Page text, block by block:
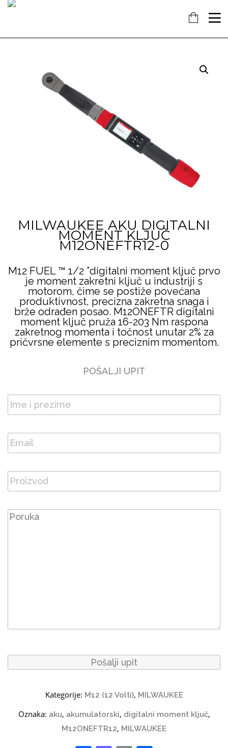
16 7 18
14
MILWAUKEE AKU DIGITALNI
MOMENT KLJUČ
M12ONEFTR12-0
M12 FUEL ™ 1/2 ”digitalni moment ključ prvo
je moment zakretni ključ u industriji s
motorom, čime se postiže povećana
produktivnost, precizna zakretna snaga i
brže odrađen posao. M12ONEFTR digitalni
moment ključ pruža 16-203 Nm raspona
zakretnog momenta i točnost unutar 2% za
pričvrsne elemente s preciznim momentom.
POŠALJI UPIT
Kategorije: M12 (12 Volti), MILWAUKEE
Oznaka: aku, akumulatorski, digitalni moment ključ,
M12ONEFTR12, MILWAUKEE